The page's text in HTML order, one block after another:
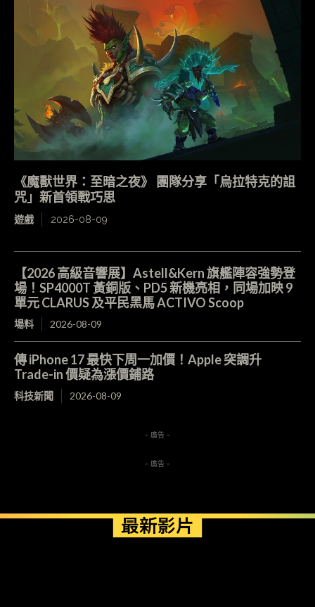
《魔獸世界：至暗之夜》 團隊分享「烏拉特克的詛
咒」新首領戰巧思
遊戲 2026-08-09
【2026 高級音響展】Astell&Kern 旗艦陣容強勢登
場！SP4000T 黃銅版、PD5 新機亮相，同場加映 9
單元 CLARUS 及平民黑馬 ACTIVO Scoop
場料 2026-08-09
傳 iPhone 17 最快下周一加價！Apple 突調升
Trade-in 價疑為漲價鋪路
科技新聞 2026-08-09
- 廣告 -
- 廣告 -
最新影片